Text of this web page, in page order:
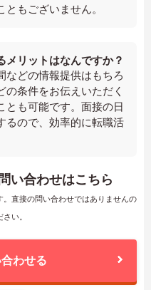
もございません。
メリットはなんですか？
などの情報提供はもちろ
の条件をお伝えいただく
とも可能です。面接の日
るので、効率的に転職活
い合わせはこちら
直接の問い合わせではありませんの
い。
わせる